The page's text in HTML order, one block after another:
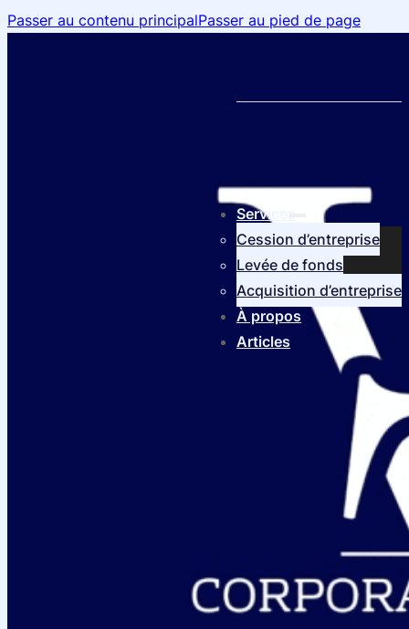
Passer au contenu principalPasser au pied de page
Services
Cession d’entreprise
Levée de fonds
Acquisition d’entreprise
À propos
Articles